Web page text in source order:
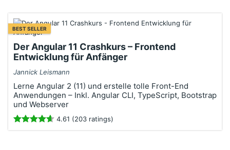
BEST SELLER
Der Angular 11 Crashkurs – Frontend
Entwicklung für Anfänger
Jannick Leismann
Lerne Angular 2 (11) und erstelle tolle Front-End
Anwendungen – Inkl. Angular CLI, TypeScript, Bootstrap
und Webserver
4.61 (203 ratings)